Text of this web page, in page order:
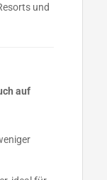
und
auf